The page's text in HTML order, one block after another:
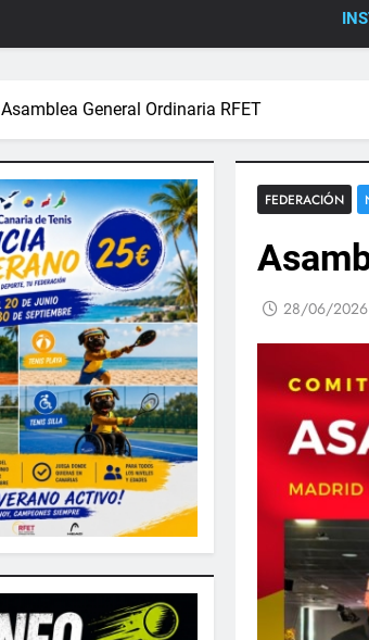
Asamblea General Ordinaria RFET
FEDERACIÓN
28/06/2026